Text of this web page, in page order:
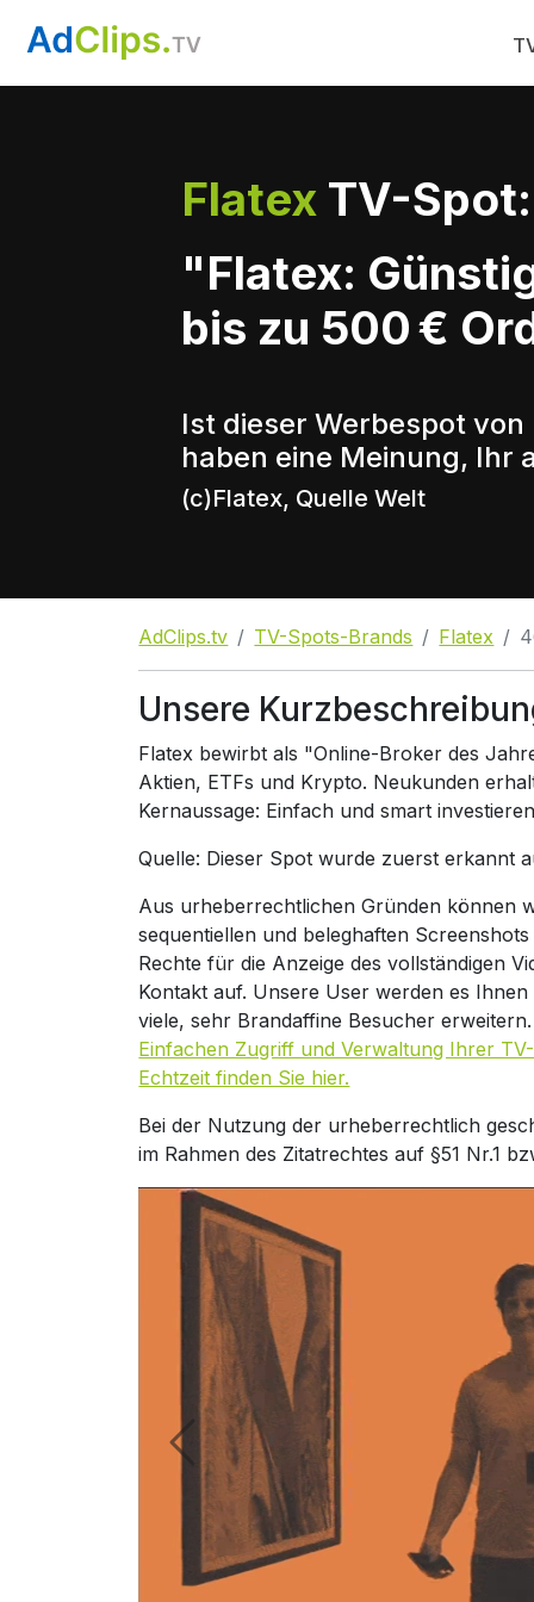
Flatex TV-Spot:
"Flatex:
bis zu 500 €
Ist dieser Werbespot
haben eine Meinung, Ihr
(c)Flatex, Quelle Welt
AdClips.tv TV-Spots-Brands Flatex
Unsere
Flatex bewirbt als "Online-Broker des
Aktien, ETFs und Krypto. Neukunden
Kernaussage: Einfach und smart
Quelle: Dieser Spot wurde zuerst erkannt
Aus urheberrechtlichen Gründen können
sequentiellen und beleghaften
Rechte für die Anzeige des vollständigen
Kontakt auf. Unsere User werden es
viele, sehr Brandaffine Besucher
Einfachen Zugriff und Verwaltung Ihrer
Echtzeit finden Sie hier.
Bei der Nutzung der urheberrechtlich
im Rahmen des Zitatrechtes auf §51 Nr.1